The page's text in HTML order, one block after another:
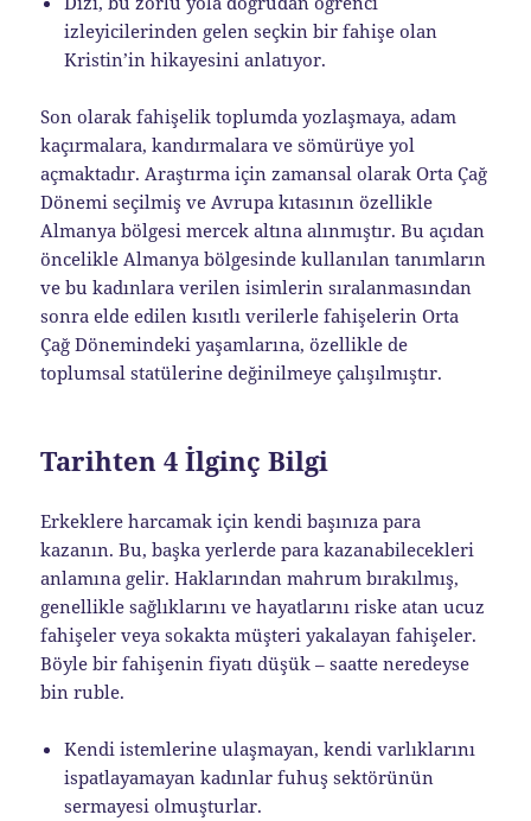
izleyicilerinden gelen seçkin bir fahişe olan
Kristin’in hikayesini anlatıyor.
Son olarak fahişelik toplumda yozlaşmaya, adam
kaçırmalara, kandırmalara ve sömürüye yol
açmaktadır. Araştırma için zamansal olarak Orta Çağ
Dönemi seçilmiş ve Avrupa kıtasının özellikle
Almanya bölgesi mercek altına alınmıştır. Bu açıdan
öncelikle Almanya bölgesinde kullanılan tanımların
ve bu kadınlara verilen isimlerin sıralanmasından
sonra elde edilen kısıtlı verilerle fahişelerin Orta
Çağ Dönemindeki yaşamlarına, özellikle de
toplumsal statülerine değinilmeye çalışılmıştır.
Tarihten 4 İlginç Bilgi
Erkeklere harcamak için kendi başınıza para
kazanın. Bu, başka yerlerde para kazanabilecekleri
anlamına gelir. Haklarından mahrum bırakılmış,
genellikle sağlıklarını ve hayatlarını riske atan ucuz
fahişeler veya sokakta müşteri yakalayan fahişeler.
Böyle bir fahişenin fiyatı düşük – saatte neredeyse
bin ruble.
Kendi istemlerine ulaşmayan, kendi varlıklarını
ispatlayamayan kadınlar fuhuş sektörünün
sermayesi olmuşturlar.